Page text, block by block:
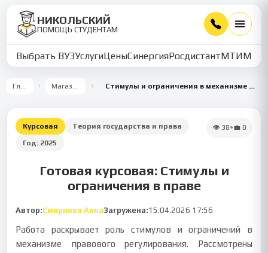
НИКОЛЬСКИЙ
ПОМОЩЬ СТУДЕНТАМ
Выбрать ВУЗУслугиЦеныСинергияРосдистантМТИММУ
Главная Магазин работ Стимулы и ограничения в механизме правового регулирования
Курсовая
Теория государства и права
Год: 2025
👁 38•💼 0
Готовая курсовая: Стимулы и
ограничения в праве
Автор:Смирнова АннаЗагружена:15.04.2026 17:56
Работа раскрывает роль стимулов и ограничений в
механизме правового регулирования. Рассмотрены